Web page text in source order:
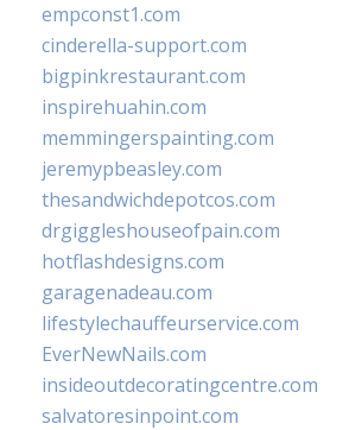
empconst1.com
cinderella-support.com
bigpinkrestaurant.com
inspirehuahin.com
memmingerspainting.com
jeremypbeasley.com
thesandwichdepotcos.com
drgiggleshouseofpain.com
hotflashdesigns.com
garagenadeau.com
lifestylechauffeurservice.com
EverNewNails.com
insideoutdecoratingcentre.com
salvatoresinpoint.com